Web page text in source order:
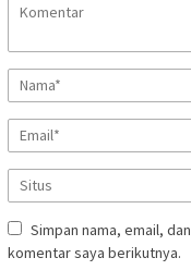
Simpan nama, email,
komentar saya berikutnya.